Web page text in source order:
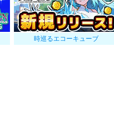
時巡るエコーキューブ